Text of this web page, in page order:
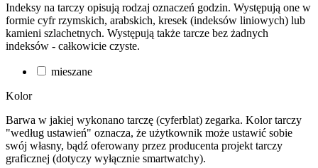
Indeksy na tarczy opisują rodzaj oznaczeń godzin. Występują one w
formie cyfr rzymskich, arabskich, kresek (indeksów liniowych) lub
kamieni szlachetnych. Występują także tarcze bez żadnych
indeksów - całkowicie czyste.
mieszane
Kolor
Barwa w jakiej wykonano tarczę (cyferblat) zegarka. Kolor tarczy
"według ustawień" oznacza, że użytkownik może ustawić sobie
swój własny, bądź oferowany przez producenta projekt tarczy
graficznej (dotyczy wyłącznie smartwatchy).